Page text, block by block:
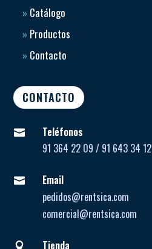
» Catálogo
» Productos
» Contacto
CONTACTO

Teléfonos
91 364 22 09 / 91 643 34 12

Email
pedidos@rentsica.com
comercial@rentsica.com
 Tienda